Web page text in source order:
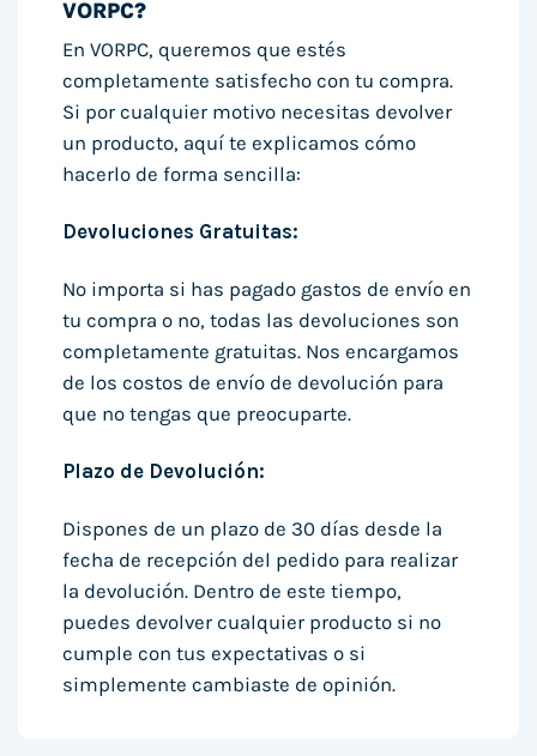
VORPC?
En VORPC, queremos que estés
completamente satisfecho con tu compra.
Si por cualquier motivo necesitas devolver
un producto, aquí te explicamos cómo
hacerlo de forma sencilla:
Devoluciones Gratuitas:
No importa si has pagado gastos de envío en
tu compra o no, todas las devoluciones son
completamente gratuitas. Nos encargamos
de los costos de envío de devolución para
que no tengas que preocuparte.
Plazo de Devolución:
Dispones de un plazo de 30 días desde la
fecha de recepción del pedido para realizar
la devolución. Dentro de este tiempo,
puedes devolver cualquier producto si no
cumple con tus expectativas o si
simplemente cambiaste de opinión.